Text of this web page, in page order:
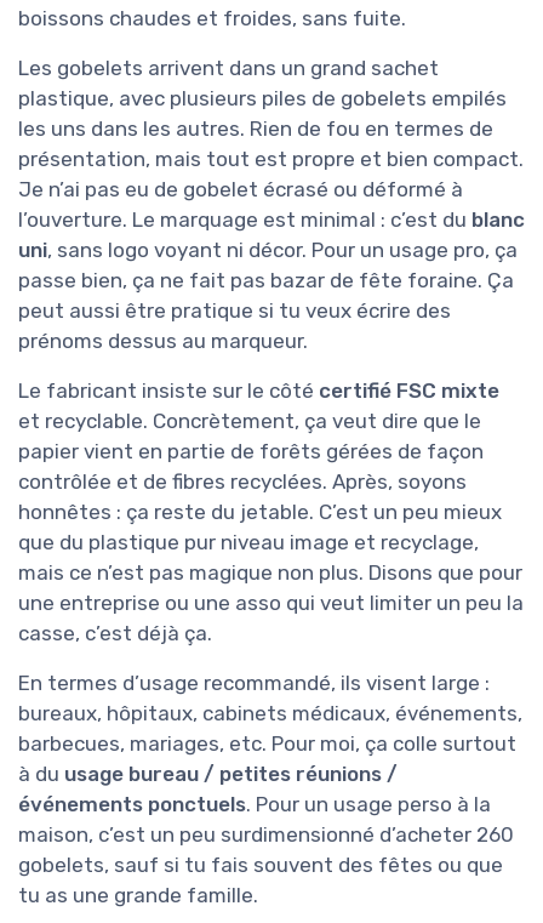
boissons chaudes et froides, sans fuite.
Les gobelets arrivent dans un grand sachet
plastique, avec plusieurs piles de gobelets empilés
les uns dans les autres. Rien de fou en termes de
présentation, mais tout est propre et bien compact.
Je n’ai pas eu de gobelet écrasé ou déformé à
l’ouverture. Le marquage est minimal : c’est du blanc
uni, sans logo voyant ni décor. Pour un usage pro, ça
passe bien, ça ne fait pas bazar de fête foraine. Ça
peut aussi être pratique si tu veux écrire des
prénoms dessus au marqueur.
Le fabricant insiste sur le côté certifié FSC mixte
et recyclable. Concrètement, ça veut dire que le
papier vient en partie de forêts gérées de façon
contrôlée et de fibres recyclées. Après, soyons
honnêtes : ça reste du jetable. C’est un peu mieux
que du plastique pur niveau image et recyclage,
mais ce n’est pas magique non plus. Disons que pour
une entreprise ou une asso qui veut limiter un peu la
casse, c’est déjà ça.
En termes d’usage recommandé, ils visent large :
bureaux, hôpitaux, cabinets médicaux, événements,
barbecues, mariages, etc. Pour moi, ça colle surtout
à du usage bureau / petites réunions /
événements ponctuels. Pour un usage perso à la
maison, c’est un peu surdimensionné d’acheter 260
gobelets, sauf si tu fais souvent des fêtes ou que
tu as une grande famille.